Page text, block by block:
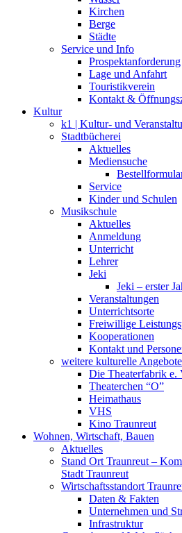
Kirchen
Berge
Städte
Service und Info
Prospektanforderung
Lage und Anfahrt
Touristikverein
Kontakt &
Kultur
k1 | Kultur- und
Stadtbücherei
Aktuelles
Mediensuche
Service
Kinder und Schulen
Musikschule
Aktuelles
Anmeldung
Unterricht
Lehrer
Jeki
Jeki – erster
Veranstaltungen
Unterrichtsorte
Freiwillige
Kooperationen
Kontakt und
weitere kulturelle Angebote
Die Theaterfabrik e.
Theaterchen “O”
Heimathaus
VHS
Kino Traunreut
Wohnen, Wirtschaft, Bauen
Aktuelles
Stand Ort Traunreut –
Stadt Traunreut
Wirtschaftsstandort
Daten & Fakten
Unternehmen und
Infrastruktur